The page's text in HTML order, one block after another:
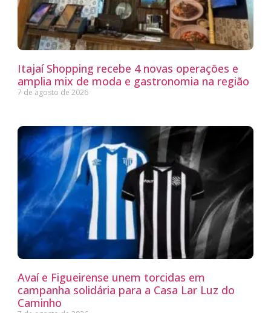
Itajaí Shopping recebe 4 novas operações e
amplia mix de moda e gastronomia na região
7 de agosto de 2026
Avaí e Figueirense unem torcidas em
campanha solidária para a Casa Lar Luz do
Caminho